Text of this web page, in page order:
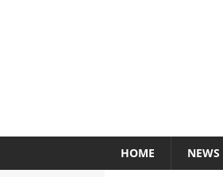
HOME NEWS